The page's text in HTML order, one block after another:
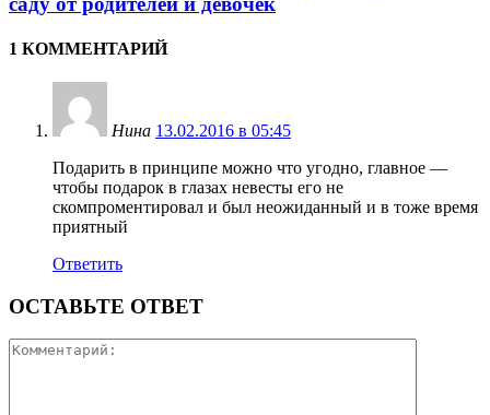
1 КОММЕНТАРИЙ
Нина 13.02.2016 в 05:45
Подарить в принципе можно что угодно, главное —
чтобы подарок в глазах невесты его не
скомпроментировал и был неожиданный и в тоже время
приятный
Ответить
ОСТАВЬТЕ ОТВЕТ